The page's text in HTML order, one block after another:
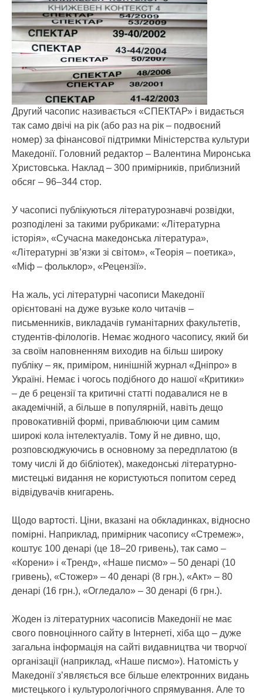
Другий часопис називається «СПЕКТАР» і видається
так само двічі на рік (або раз на рік – подвоєний
номер) за фінансової підтримки Міністерства культури
Македонії. Головний редактор – Валентина Миронська
Христовська. Наклад – 300 примірників, приблизний
обсяг – 96–344 стор.
У часописі публікуються літературознавчі розвідки,
розподілені за такими рубриками: «Літературна
історія», «Сучасна македонська література»,
«Літературні зв’язки зі світом», «Теорія – поетика»,
«Міф – фольклор», «Рецензії».
На жаль, усі літературні часописи Македонії
орієнтовані на дуже вузьке коло читачів –
письменників, викладачів гуманітарних факультетів,
студентів-філологів. Немає жодного часопису, який би
за своїм наповненням виходив на більш широку
публіку – як, приміром, нинішній журнал «Дніпро» в
Україні. Немає і чогось подібного до нашої «Критики»
– де б рецензії та критичні статті подавалися не в
академічній, а більше в популярній, навіть дещо
провокативній формі, приваблюючи цим самим
широкі кола інтелектуалів. Тому й не дивно, що,
розповсюджуючись в основному за передплатою (в
тому числі й до бібліотек), македонські літературно-
мистецькі видання не користуються попитом серед
відвідувачів книгарень.
Щодо вартості. Ціни, вказані на обкладинках, відносно
помірні. Наприклад, примірник часопису «Стремеж»,
коштує 100 денарі (це 18–20 гривень), так само –
«Корени» і «Тренд», «Наше писмо» – 50 денарі (10
гривень), «Стожер» – 40 денарі (8 грн.), «Акт» – 80
денарі (16 грн.), «Огледало» – 30 денарі (6 грн.).
Жоден із літературних часописів Македонії не має
свого повноцінного сайту в Інтернеті, хіба що – дуже
загальна інформація на сайті видавництва чи творчої
організації (наприклад, «Наше писмо»). Натомість у
Македонії з’являється все більше електронних видань
мистецького і культурологічного спрямування. Але то